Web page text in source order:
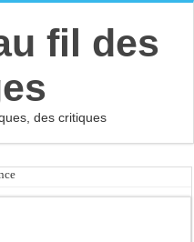
fil des
des critiques